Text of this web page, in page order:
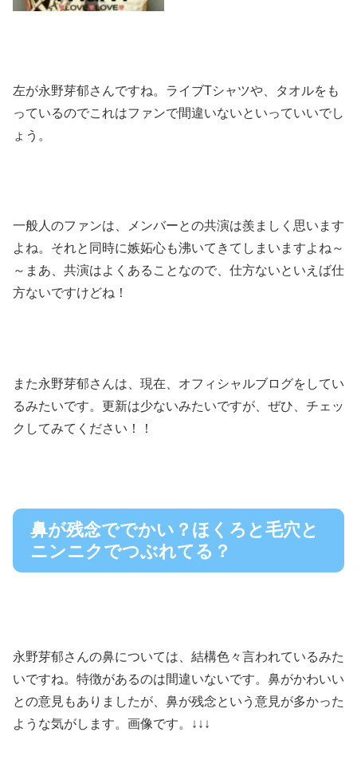
左が永野芽郁さんですね。ライブTシャツや、タオルをも
っているのでこれはファンで間違いないといっていいでし
ょう。
一般人のファンは、メンバーとの共演は羨ましく思います
よね。それと同時に嫉妬心も沸いてきてしまいますよね～
～まあ、共演はよくあることなので、仕方ないといえば仕
方ないですけどね！
また永野芽郁さんは、現在、オフィシャルブログをしてい
るみたいです。更新は少ないみたいですが、ぜひ、チェッ
クしてみてください！！
鼻が残念ででかい？ほくろと毛穴と
ニンニクでつぶれてる？
永野芽郁さんの鼻については、結構色々言われているみた
いですね。特徴があるのは間違いないです。鼻がかわいい
との意見もありましたが、鼻が残念という意見が多かった
ような気がします。画像です。↓↓↓